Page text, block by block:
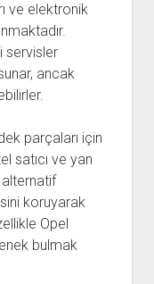
ve elektronik
servisler
ancak
parçaları için
satıcı ve yan
alternatif
koruyarak
Opel
bulmak